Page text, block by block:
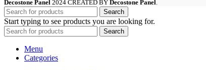
Decostone Panel 2024 CREATED BY Decostone Panel.
Search
Start typing to see products you are looking for.
Search
Menu
Categories